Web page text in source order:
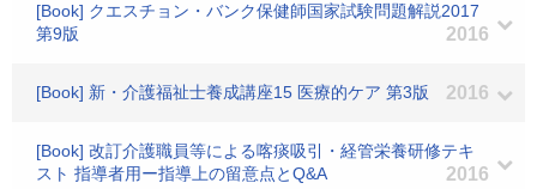
[Book] クエスチョン・バンク保健師国家試験問題解説2017
第9版
2016
[Book] 新・介護福祉士養成講座15 医療的ケア 第3版 2016
[Book] 改訂介護職員等による喀痰吸引・経管栄養研修テキ
スト 指導者用ー指導上の留意点とQ&A
2016